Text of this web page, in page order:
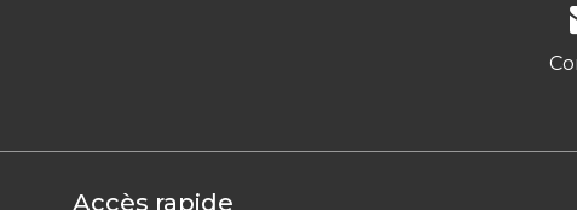
Accès rapide